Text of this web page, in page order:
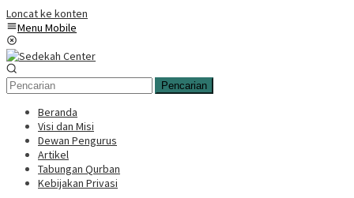
Loncat ke konten
Menu Mobile
Pencarian
Beranda
Visi dan Misi
Dewan Pengurus
Artikel
Tabungan Qurban
Kebijakan Privasi